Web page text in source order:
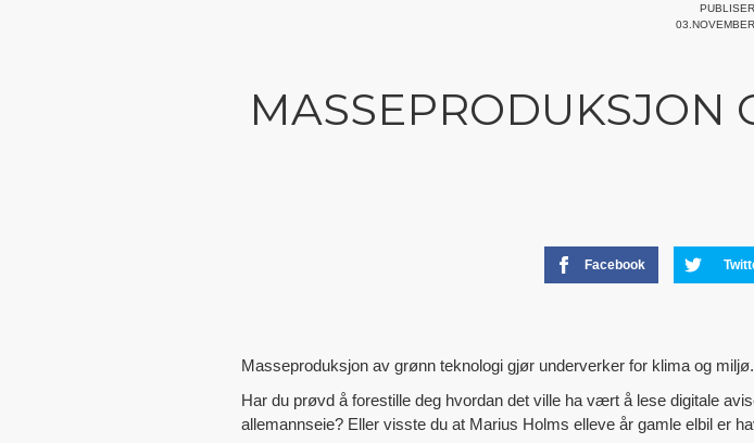
MASSEPRODUKSJON
Facebook
Masseproduksjon av grønn teknologi gjør underverker for klima og
Har du prøvd å forestille deg hvordan det ville ha vært å lese digitale
allemannseie? Eller visste du at Marius Holms elleve år gamle elbil er